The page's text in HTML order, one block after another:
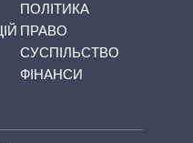
ПОЛІТИКА
ПРАВО
СУСПІЛЬСТВО
ФІНАНСИ